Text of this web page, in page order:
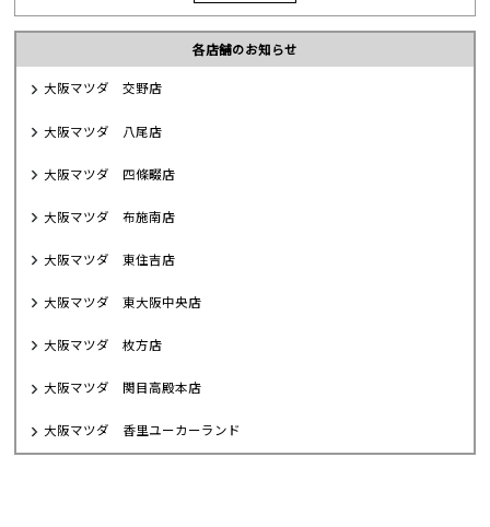
各店舗のお知らせ
大阪マツダ 交野店
大阪マツダ 八尾店
大阪マツダ 四條畷店
大阪マツダ 布施南店
大阪マツダ 東住吉店
大阪マツダ 東大阪中央店
大阪マツダ 枚方店
大阪マツダ 関目高殿本店
大阪マツダ 香里ユーカーランド